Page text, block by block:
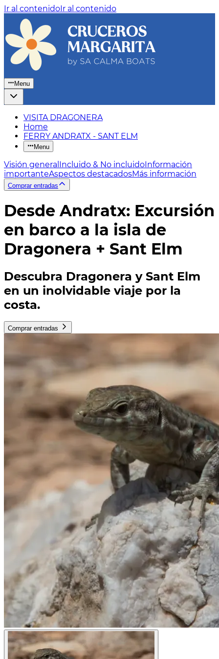
Ir al contenidoIr al contenido
Menu
VISITA DRAGONERA
Home
FERRY ANDRATX - SANT ELM
Menu
Visión general Incluido & No incluidoInformación
importanteAspectos destacadosMás información
Comprar entradas
Desde Andratx: Excursión
en barco a la isla de
Dragonera + Sant Elm
Descubra Dragonera y Sant Elm
en un inolvidable viaje por la
costa.
Comprar entradas